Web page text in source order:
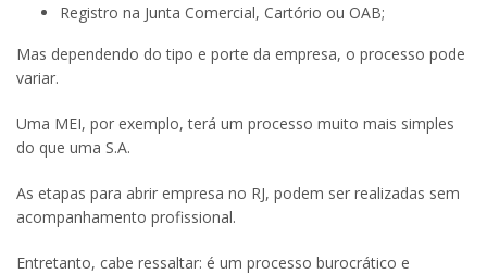
Registro na Junta Comercial, Cartório ou OAB;
Mas dependendo do tipo e porte da empresa, o processo pode
variar.
Uma MEI, por exemplo, terá um processo muito mais simples
do que uma S.A.
As etapas para abrir empresa no RJ, podem ser realizadas sem
acompanhamento profissional.
Entretanto, cabe ressaltar: é um processo burocrático e